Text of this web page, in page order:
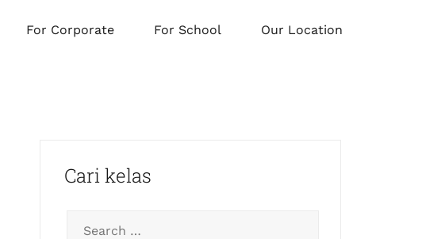
For Corporate For School Our Location
Cari kelas